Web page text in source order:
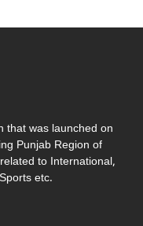
that was launched on
Punjab Region of
to International,
etc.